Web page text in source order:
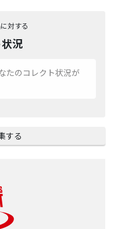
対する
況
たのコレクト状況が
する